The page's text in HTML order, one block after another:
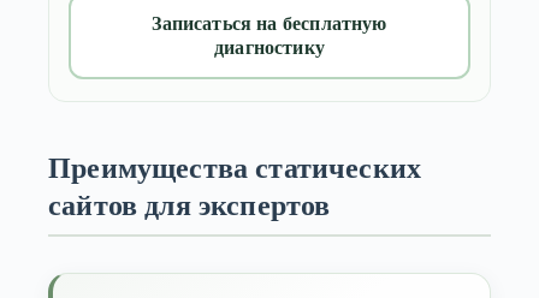
Записаться на бесплатную
диагностику
Преимущества статических
сайтов для экспертов